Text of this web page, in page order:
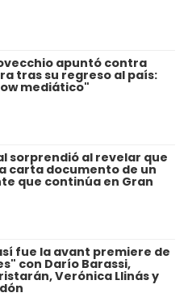
apuntó contra
tras su regreso al país:
mediático"
sorprendió al revelar que
carta documento de un
que continúa en Gran
fue la avant premiere de
con Darío Barassi,
Verónica Llinás y